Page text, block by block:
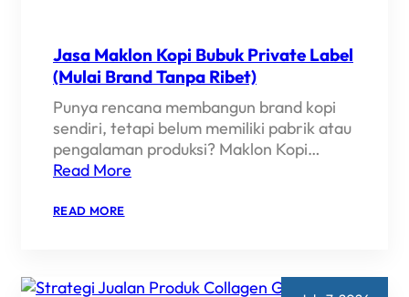
Jasa Maklon Kopi Bubuk Private Label
(Mulai Brand Tanpa Ribet)
Punya rencana membangun brand kopi
sendiri, tetapi belum memiliki pabrik atau
pengalaman produksi? Maklon Kopi…
Read More
READ MORE:
PRIVATE